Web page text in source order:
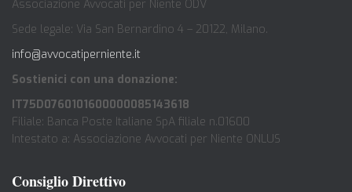
Associazione Avvocati per Niente ODV
Sede legale: Via San Bernardino 4 – 20122, Milano.
info@avvocatiperniente.it
Sostienici con una donazione:
IT75D0760101600000085143618
Filiale: Banca Poste Italiane SpA filiale n.01600
Intestato a: Associazione Avvocati per Niente ONLUS
Consiglio Direttivo